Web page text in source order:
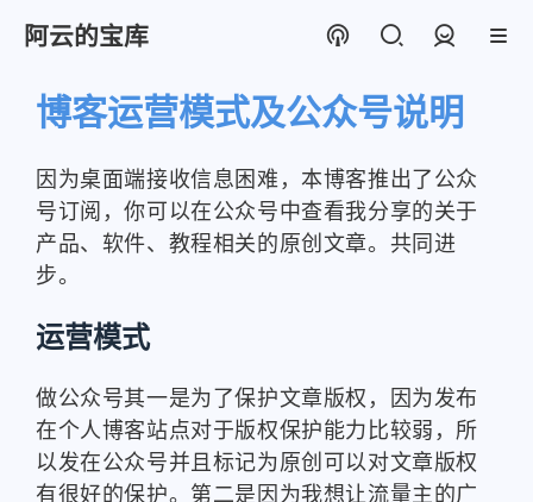
阿云的宝库
博客运营模式及公众号说明
因为桌面端接收信息困难，本博客推出了公众
号订阅，你可以在公众号中查看我分享的关于
产品、软件、教程相关的原创文章。共同进
步。
运营模式
做公众号其一是为了保护文章版权，因为发布
在个人博客站点对于版权保护能力比较弱，所
以发在公众号并且标记为原创可以对文章版权
有很好的保护。第二是因为我想让流量主的广